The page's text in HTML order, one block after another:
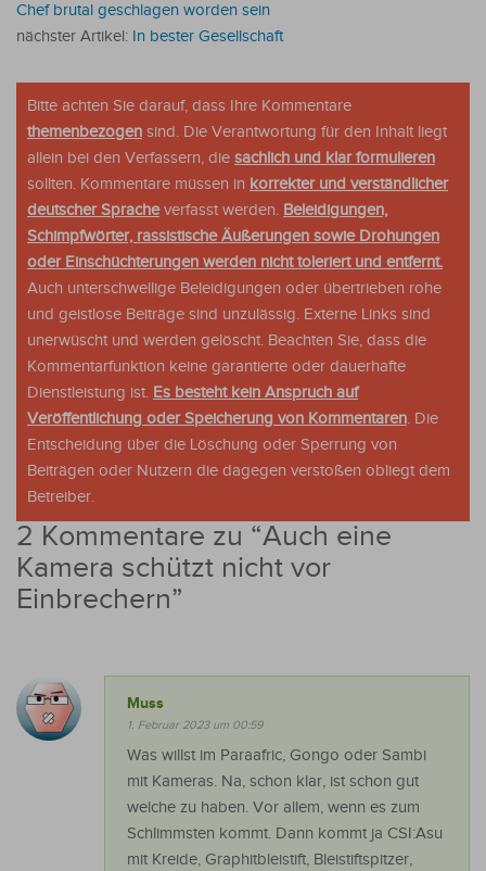
Chef brutal geschlagen worden sein
nächster Artikel: In bester Gesellschaft
Bitte achten Sie darauf, dass Ihre Kommentare
themenbezogen sind. Die Verantwortung für den Inhalt liegt
allein bei den Verfassern, die sachlich und klar formulieren
sollten. Kommentare müssen in korrekter und verständlicher
deutscher Spracheverfasst werden. Beleidigungen,
Schimpfwörter, rassistische Äußerungen sowie Drohungen
oder Einschüchterungen werden nicht toleriert und entfernt.
Auch unterschwellige Beleidigungen oder übertrieben rohe
und geistlose Beiträge sind unzulässig. Externe Links sind
unerwüscht und werden gelöscht. Beachten Sie, dass die
Kommentarfunktion keine garantierte oder dauerhafte
Dienstleistung ist. Es besteht kein Anspruch auf
Veröffentlichung oder Speicherung von Kommentaren. Die
Entscheidung über die Löschung oder Sperrung von
Beiträgen oder Nutzern die dagegen verstoßen obliegt dem
Betreiber.
2 Kommentare zu “Auch eine
Kamera schützt nicht vor
Einbrechern”
Muss
1. Februar 2023 um 00:59
Was willst im Paraafric, Gongo oder Sambi
mit Kameras. Na, schon klar, ist schon gut
welche zu haben. Vor allem, wenn es zum
Schlimmsten kommt. Dann kommt ja CSI:Asu
mit Kreide, Graphitbleistift, Bleistiftspitzer,